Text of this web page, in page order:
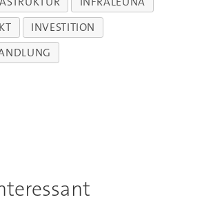
INVESTITION